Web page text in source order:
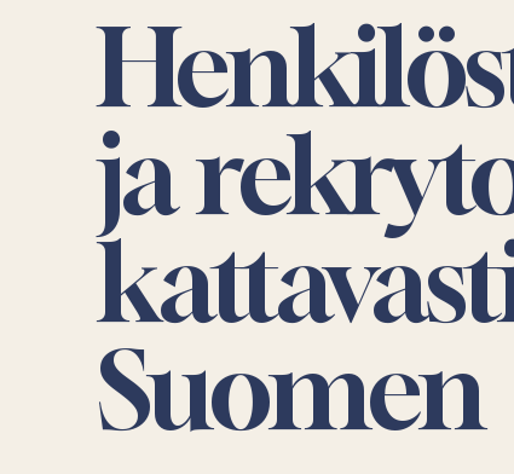
ja
Suomen